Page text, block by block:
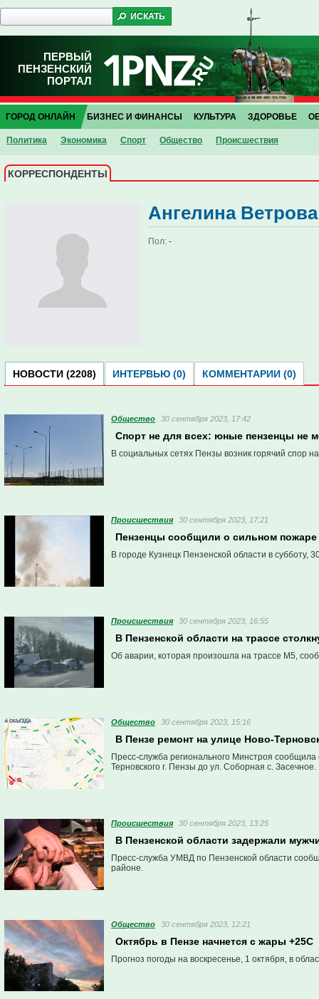
ПЕРВЫЙ
ПЕНЗЕНСКИЙ
ПОРТАЛ
ГОРОД ОНЛАЙН
Политика Экономика Спорт Общество Проиcшествия
БИЗНЕС И ФИНАНСЫ КУЛЬТУРА ЗДОРОВЬЕ
КОРРЕСПОНДЕНТЫ
Ангелина Ветрова
Пол: -
НОВОСТИ (2208) ИНТЕРВЬЮ (0) КОММЕНТАРИИ (0)
Общество 30 сентября 2023, 17:42
Спорт не для всех: юные пензенцы не
В социальных сетях Пензы возник горячий спор
Проиcшествия 30 сентября 2023, 17:21
Пензенцы сообщили о сильном пожаре
В городе Кузнецк Пензенской области в субботу,
Проиcшествия 30 сентября 2023, 16:55
В Пензенской области на трассе
Об аварии, которая произошла на трассе М5,
Общество 30 сентября 2023, 15:16
В Пензе ремонт на улице Ново-
Пресс-служба регионального Минстроя сообщила
Терновского г. Пензы до ул. Соборная с. Засечное.
Проиcшествия 30 сентября 2023, 13:25
В Пензенской области задержали
Пресс-служба УМВД по Пензенской области
районе.
Общество 30 сентября 2023, 12:21
Октябрь в Пензе начнется с жары +25С
Прогноз погоды на воскресенье, 1 октября, в